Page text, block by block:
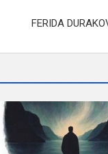
FERIDA